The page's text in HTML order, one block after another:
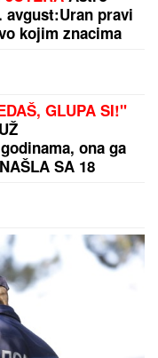
GAZELIJedna
u bolnicu,
NOVAC"
meni prevare,
traže ljudima